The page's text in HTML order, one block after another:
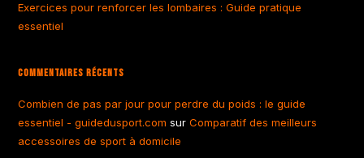
Exercices pour renforcer les lombaires : Guide pratique
essentiel
Commentaires Récents
Combien de pas par jour pour perdre du poids : le guide
essentiel - guidedusport.com surComparatif des meilleurs
accessoires de sport à domicile